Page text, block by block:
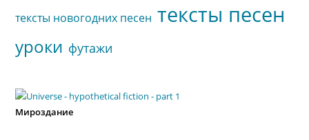
тексты новогодних песен тексты песен
уроки футажи
Мироздание